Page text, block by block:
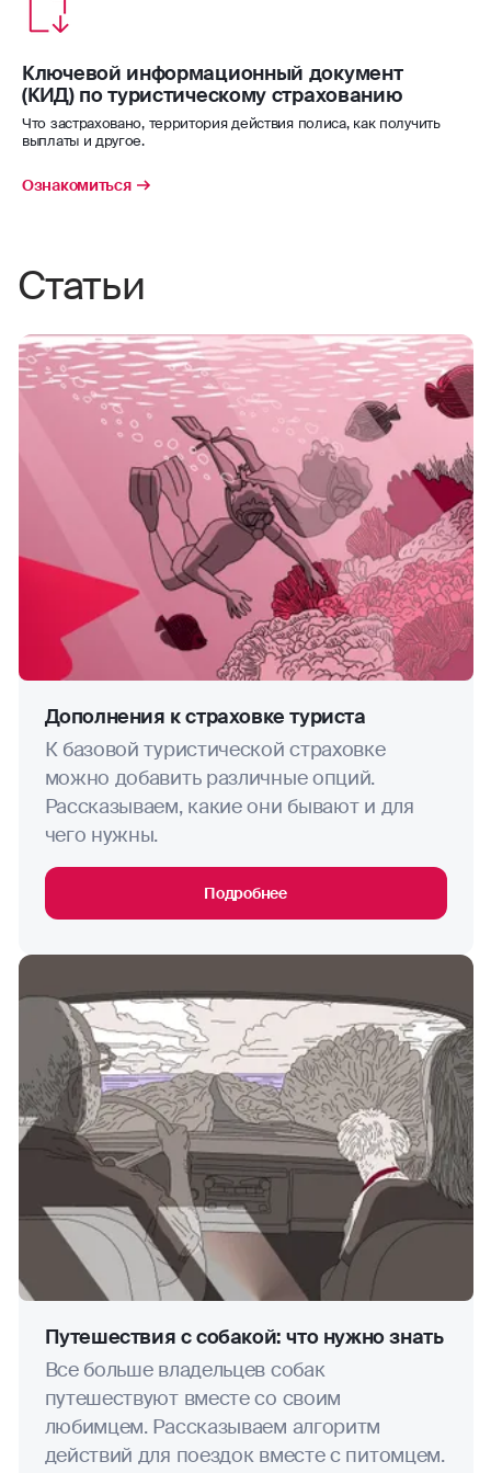
водные лыжи
водное поло
гребля (академическая, на байдарках
и каноэ)
гребной слалом
занятия горными лыжами
дайвинг (если иное не предусмотрено
диггерство
джиппинг
капоэйра
каякинг
кайтинг
картинг
кудо
маунтинбайк
мотогонки
прыжки на лыжах с трамплина
поездки (на мопедах, мотоциклах.
мотороллерах, квадроциклах,
снегоходах, скутерах, мотобайках)
паркур
пейнтбол
уверенности в поездке.
Страховая сумма – 50 000 $/€.
Ключевой информационный документ
(КИД) по туристическому страхованию
Что застраховано, территория действия полиса, как получить
выплаты и другое.
Ознакомиться
Статьи
Дополнения к страховке туриста
К базовой туристической страховке
можно добавить различные опций.
Рассказываем, какие они бывают и для
чего нужны.
Подробнее
Путешествия с собакой: что нужно знать
Все больше владельцев собак
путешествуют вместе со своим
любимцем. Рассказываем алгоритм
действий для поездок вместе с питомцем.